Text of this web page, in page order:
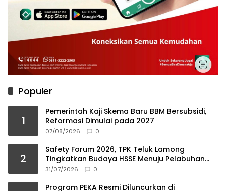
Populer
1
Pemerintah Kaji Skema Baru BBM Bersubsidi,
Reformasi Dimulai pada 2027
07/08/2026 0
2
Safety Forum 2026, TPK Teluk Lamong
Tingkatkan Budaya HSSE Menuju Pelabuhan
Berkelas Dunia
31/07/2026 0
Program PEKA Resmi Diluncurkan di